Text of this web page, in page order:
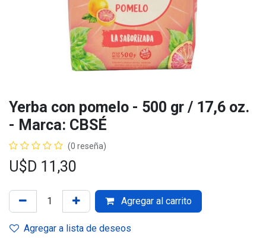
Yerba con pomelo - 500 gr / 17,6 oz.
- Marca: CBSÉ
(0 reseña)
U$D 11,30
Agregar al carrito
Agregar a lista de deseos